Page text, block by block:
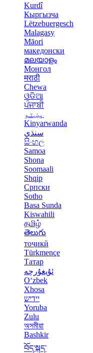
Kurdî
Кыргызча
Lëtzebuergesch
Malagasy
Māori
македонски
മലയാളം
Монгол
मराठी
Chewa
ଓଡିଆ
ਪੰਜਾਬੀ
پښتو
Kinyarwanda
سنڌي
සිංහල
Samoa
Shona
Soomaali
Shqip
Српски
Sotho
Basa Sunda
Kiswahili
தமிழ்
తెలుగు
тоҷикӣ
Türkmençe
Татар
ئۇيغۇرچە
Oʻzbek
Xhosa
יידיש
Yoruba
Zulu
অসমীয়া
Bashkir
བོད་སྐད་